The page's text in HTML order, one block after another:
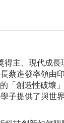
得主、現代成
蔡進發率領由
「創造性破壞
子提供了與世